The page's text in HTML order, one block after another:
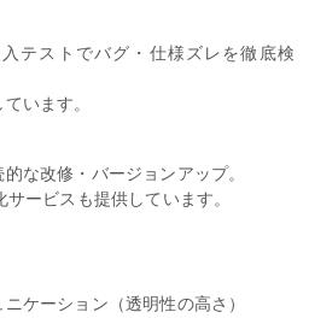
テストでバグ・仕様ズレを徹底検
います。
な改修・バージョンアップ。
ービスも提供しています。
ケーション（透明性の高さ）